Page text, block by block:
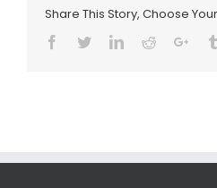
Share This Story, Choose
Facebook
TwitterLinkedIn
Reddit